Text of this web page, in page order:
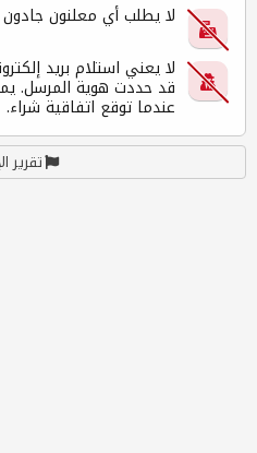
لا يطلب أي معلنون
لا يعني استلام بريد
قد حددت هوية المرسل.
عندما توقع اتفاقية شراء.
تقرير